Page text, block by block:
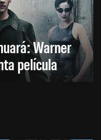
Warner
película